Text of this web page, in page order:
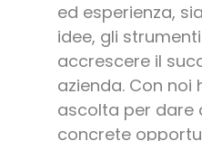
ed esperienza,
idee, gli
accrescere il
azienda. Con noi
ascolta per dare
concrete